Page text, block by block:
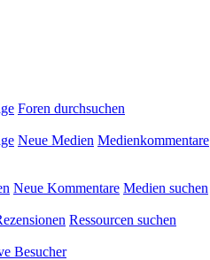
Foren durchsuchen
Neue Medien Medienkommentare
Neue Kommentare Medien suchen
Ressourcen suchen
Besucher